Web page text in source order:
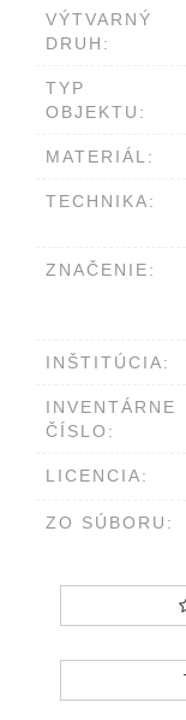
VÝTVARNÝ
DRUH:
TYP
OBJEKTU:
MATERIÁL:
TECHNIKA:
ZNAČENIE:
INŠTITÚCIA:
INVENTÁRNE
ČÍSLO:
LICENCIA:
ZO SÚBORU: